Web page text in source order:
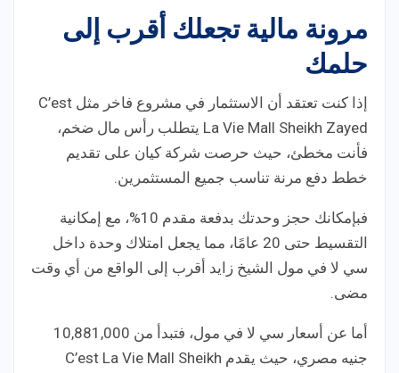
مرونة مالية تجعلك أقرب إلى
حلمك
إذا كنت تعتقد أن الاستثمار في مشروع فاخر مثل C’est
La Vie Mall Sheikh Zayed يتطلب رأس مال ضخم،
فأنت مخطئ، حيث حرصت شركة كيان على تقديم
خطط دفع مرنة تناسب جميع المستثمرين.
فبإمكانك حجز وحدتك بدفعة مقدم 10%، مع إمكانية
التقسيط حتى 20 عامًا، مما يجعل امتلاك وحدة داخل
سي لا في مول الشيخ زايد أقرب إلى الواقع من أي وقت
مضى.
أما عن أسعار سي لا في مول، فتبدأ من 10,881,000
جنيه مصري، حيث يقدم C’est La Vie Mall Sheikh